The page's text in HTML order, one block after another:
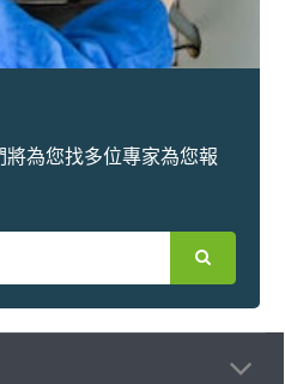
為您找多位專家為您報